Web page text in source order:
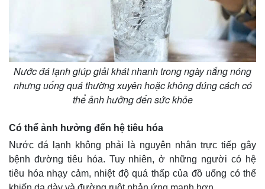
Nước đá lạnh giúp giải khát nhanh trong ngày nắng nóng
nhưng uống quá thường xuyên hoặc không đúng cách có
thể ảnh hưởng đến sức khỏe
Có thể ảnh hưởng đến hệ tiêu hóa
Nước đá lạnh không phải là nguyên nhân trực tiếp gây
bệnh đường tiêu hóa. Tuy nhiên, ở những người có hệ
tiêu hóa nhạy cảm, nhiệt độ quá thấp của đồ uống có thể